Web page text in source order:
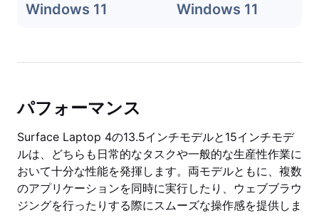
Windows 11 Windows 11
パフォーマンス
Surface Laptop 4の13.5インチモデルと15インチモデ
ルは、どちらも日常的なタスクや一般的な生産性作業に
おいて十分な性能を発揮します。両モデルともに、複数
のアプリケーションを同時に実行したり、ウェブブラウ
ジングを行ったりする際にスムーズな操作感を提供しま